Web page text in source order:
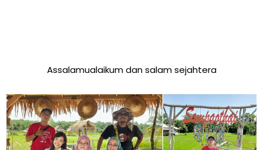
Assalamualaikum dan salam sejahtera